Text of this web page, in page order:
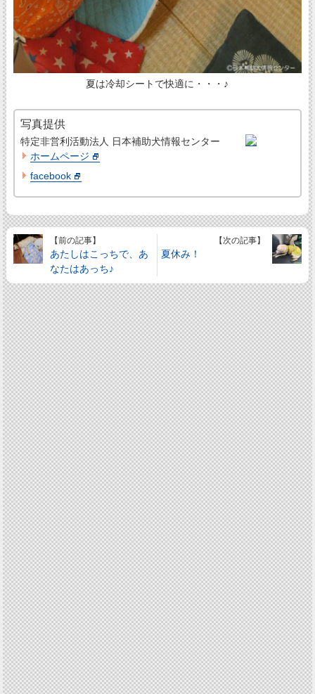
夏は冷却シートで快適に・・・♪
写真提供
特定非営利活動法人 日本補助犬情報センター
ホームページ
facebook
【前の記事】
あたしはこっちで、あ
なたはあっち♪
【次の記事】
夏休み！